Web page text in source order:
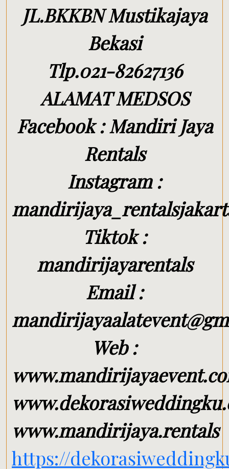
JL.BKKBN Mustikajaya
Bekasi
Tlp.021-82627136
ALAMAT MEDSOS
Facebook : Mandiri Jaya
Rentals
Instagram :
Tiktok :
mandirijayarentals
Email :
Web :
www.mandirijaya.rentals
https://